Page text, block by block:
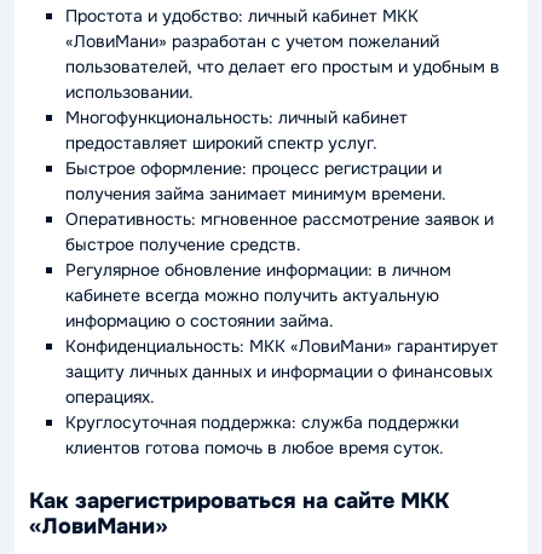
Простота и удобство: личный кабинет МКК
«ЛовиМани» разработан с учетом пожеланий
пользователей, что делает его простым и удобным в
использовании.
Многофункциональность: личный кабинет
предоставляет широкий спектр услуг.
Быстрое оформление: процесс регистрации и
получения займа занимает минимум времени.
Оперативность: мгновенное рассмотрение заявок и
быстрое получение средств.
Регулярное обновление информации: в личном
кабинете всегда можно получить актуальную
информацию о состоянии займа.
Конфиденциальность: МКК «ЛовиМани» гарантирует
защиту личных данных и информации о финансовых
операциях.
Круглосуточная поддержка: служба поддержки
клиентов готова помочь в любое время суток.
Как зарегистрироваться на сайте МКК
«ЛовиМани»